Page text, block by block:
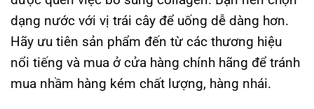
dạng nước với vị trái cây để uống dễ dàng hơn.
Hãy ưu tiên sản phẩm đến từ các thương hiệu
nổi tiếng và mua ở cửa hàng chính hãng để tránh
mua nhầm hàng kém chất lượng, hàng nhái.